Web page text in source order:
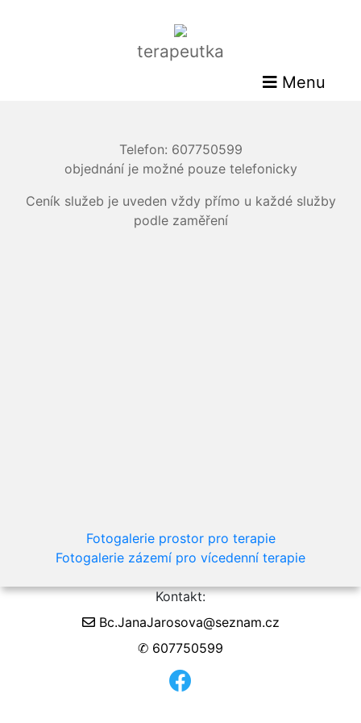
terapeutka
Menu
Telefon: 607750599
objednání je možné pouze telefonicky
Ceník služeb je uveden vždy přímo u každé služby
podle zaměření
Fotogalerie prostor pro terapie
Fotogalerie zázemí pro vícedenní terapie
Kontakt:
Bc.JanaJarosova@seznam.cz
✆ 607750599